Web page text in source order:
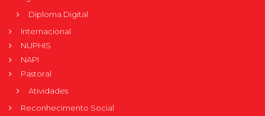
Diploma Digital
Internacional
NUPHIS
NAPI
Pastoral
Atividades
Reconhecimento Social